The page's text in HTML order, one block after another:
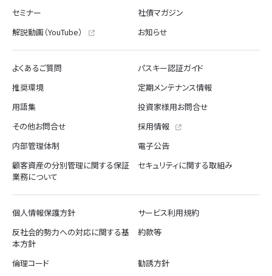
セミナー
社債マガジン
解説動画（YouTube）
お知らせ
よくあるご質問
パスキー認証ガイド
推奨環境
定期メンテナンス情報
用語集
投資家様用お問合せ
その他お問合せ
採用情報
内部管理体制
電子公告
顧客資産の分別管理に関する保証
業務について
セキュリティに関する取組み
個人情報保護方針
サービス利用規約
反社会的勢力への対応に関する基
本方針
約款等
倫理コード 勧誘方針